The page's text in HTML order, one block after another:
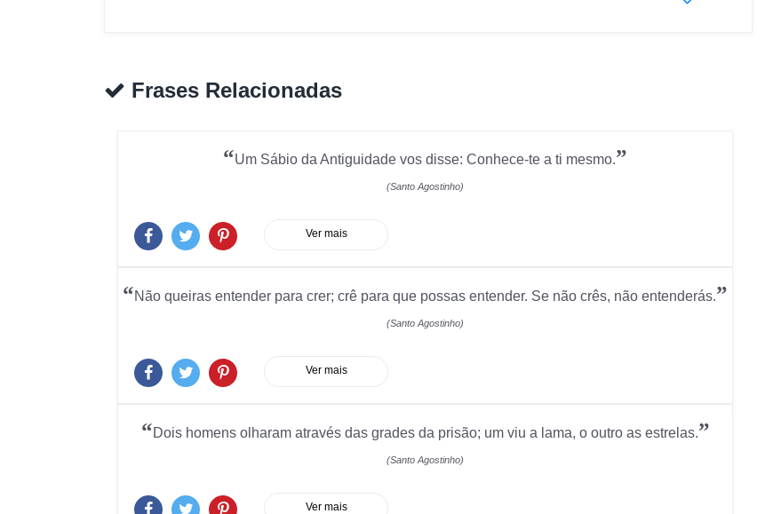
Frases Relacionadas
“Um Sábio da Antiguidade vos disse: Conhece-te a ti mesmo.”
(Santo Agostinho)
Ver mais
“Não queiras entender para crer; crê para que possas entender. Se não crês, não entenderás.”
(Santo Agostinho)
Ver mais
“Dois homens olharam através das grades da prisão; um viu a lama, o outro as estrelas.”
(Santo Agostinho)
Ver mais